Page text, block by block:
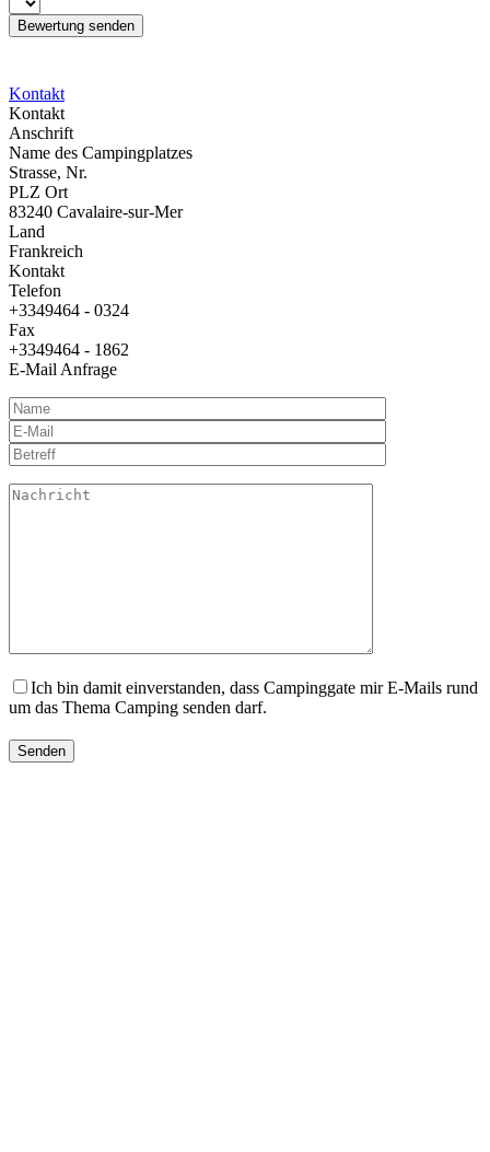
Kontakt
Kontakt
Anschrift
Name des Campingplatzes
Strasse, Nr.
PLZ Ort
83240 Cavalaire-sur-Mer
Land
Frankreich
Kontakt
Telefon
+3349464 - 0324
Fax
+3349464 - 1862
E-Mail Anfrage
Ich bin damit einverstanden, dass Campinggate mir E-Mails rund
um das Thema Camping senden darf.